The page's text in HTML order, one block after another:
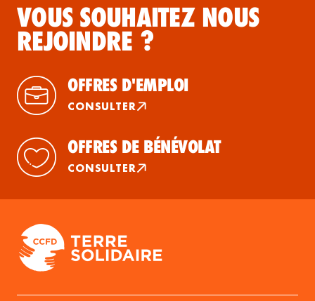
VOUS SOUHAITEZ NOUS
REJOINDRE ?
OFFRES D'EMPLOI
CONSULTER
OFFRES DE BÉNÉVOLAT
CONSULTER